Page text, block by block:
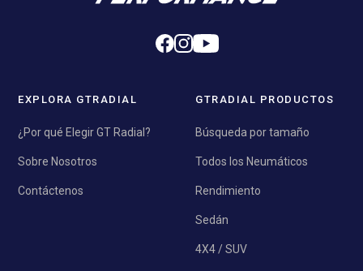
EXPLORA GTRADIAL
¿Por qué Elegir GT Radial?
Sobre Nosotros
Contáctenos
GTRADIAL PRODUCTOS
Búsqueda por tamaño
Todos los Neumáticos
Rendimiento
Sedán
4X4 / SUV